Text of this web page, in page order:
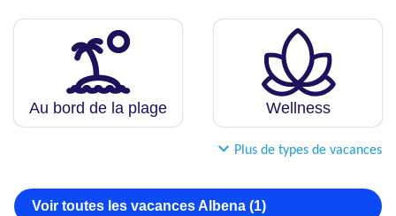
Au bord de la plage Wellness
Plus de types de vacances
Voir toutes les vacances Albena (1)